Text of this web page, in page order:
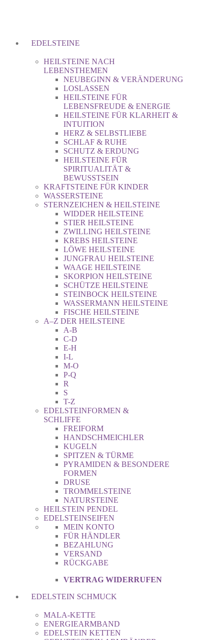
EDELSTEINE
HEILSTEINE NACH
LEBENSTHEMEN
NEUBEGINN & VERÄNDERUNG
LOSLASSEN
HEILSTEINE FÜR
LEBENSFREUDE & ENERGIE
HEILSTEINE FÜR KLARHEIT &
INTUITION
HERZ & SELBSTLIEBE
SCHLAF & RUHE
SCHUTZ & ERDUNG
HEILSTEINE FÜR
SPIRITUALITÄT &
BEWUSSTSEIN
KRAFTSTEINE FÜR KINDER
WASSERSTEINE
STERNZEICHEN & HEILSTEINE
WIDDER HEILSTEINE
STIER HEILSTEINE
ZWILLING HEILSTEINE
KREBS HEILSTEINE
LÖWE HEILSTEINE
JUNGFRAU HEILSTEINE
WAAGE HEILSTEINE
SKORPION HEILSTEINE
SCHÜTZE HEILSTEINE
STEINBOCK HEILSTEINE
WASSERMANN HEILSTEINE
FISCHE HEILSTEINE
A–Z DER HEILSTEINE
A-B
C-D
E-H
I-L
M-O
P-Q
R
S
T-Z
EDELSTEINFORMEN &
SCHLIFFE
FREIFORM
HANDSCHMEICHLER
KUGELN
SPITZEN & TÜRME
PYRAMIDEN & BESONDERE
FORMEN
DRUSE
TROMMELSTEINE
NATURSTEINE
HEILSTEIN PENDEL
EDELSTEINSEIFEN
MEIN KONTO
FÜR HÄNDLER
BEZAHLUNG
VERSAND
RÜCKGABE
VERTRAG WIDERRUFEN
EDELSTEIN SCHMUCK
MALA-KETTE
ENERGIEARMBAND
EDELSTEIN KETTEN